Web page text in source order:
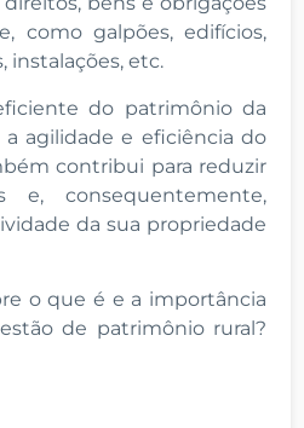
como galpões, edifícios,
instalações, etc.
do patrimônio da
a agilidade e eficiência do
contribui para reduzir
e, consequentemente,
da sua propriedade
o que é e a importância
de patrimônio rural?